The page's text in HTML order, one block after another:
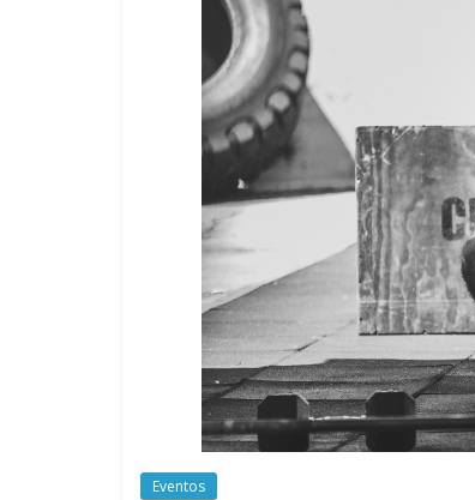
Eventos